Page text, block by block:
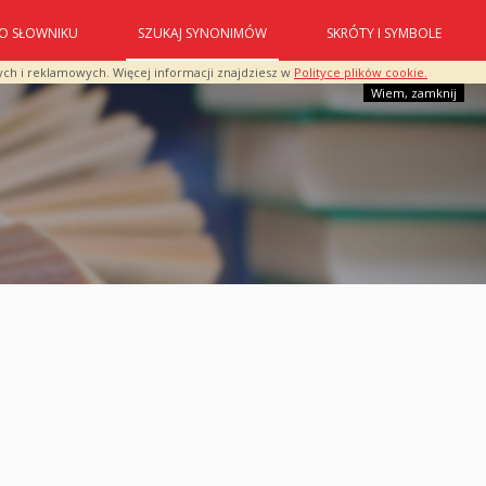
i reklamowych. Więcej informacji znajdziesz w Polityce plików cookie.
Wiem, zamknij
O SŁOWNIKU SZUKAJ SYNONIMÓW SKRÓTY I SYMBOLE